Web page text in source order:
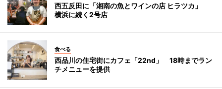
西五反田に「湘南の魚とワインの店 ヒラツカ」
横浜に続く2号店
食べる
西品川の住宅街にカフェ「22nd」 18時までラン
チメニューを提供